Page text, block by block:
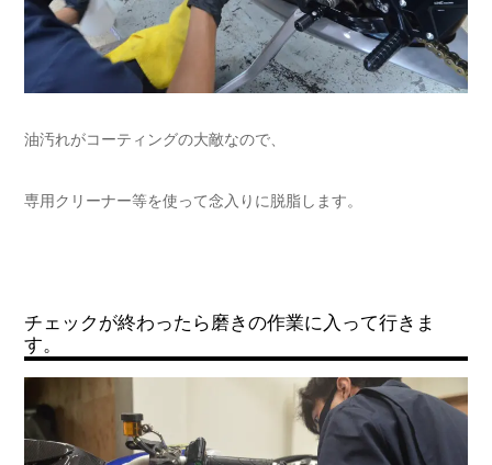
油汚れがコーティングの大敵なので、
専用クリーナー等を使って念入りに脱脂します。
チェックが終わったら磨きの作業に入って行きま
す。